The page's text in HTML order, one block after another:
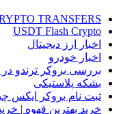
TRANSFERS
USDT Flash Crypto
اخبار ارز دیجیتال
اخبار خودرو
بررسی بروکر ترندو در
بشکه پلاستیکی
ثبت نام بروکر ایکس
خرید بهترین قهوه |